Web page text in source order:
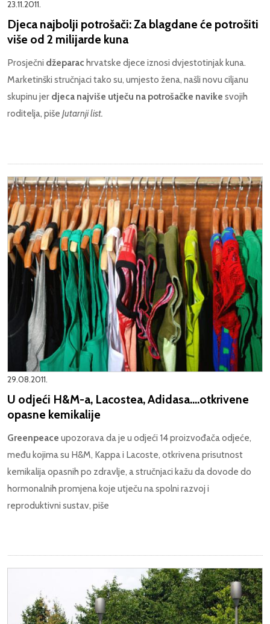
23.11.2011.
Djeca najbolji potrošači: Za blagdane će potrošiti
više od 2 milijarde kuna
Prosječni džeparac hrvatske djece iznosi dvjestotinjak kuna.
Marketinški stručnjaci tako su, umjesto žena, našli novu ciljanu
skupinu jer djeca najviše utječu na potrošačke navike svojih
roditelja, piše Jutarnji list.
29.08.2011.
U odjeći H&M-a, Lacostea, Adidasa....otkrivene
opasne kemikalije
Greenpeace upozorava da je u odjeći 14 proizvođača odjeće,
među kojima su H&M, Kappa i Lacoste, otkrivena prisutnost
kemikalija opasnih po zdravlje, a stručnjaci kažu da dovode do
hormonalnih promjena koje utječu na spolni razvoj i
reproduktivni sustav, piše